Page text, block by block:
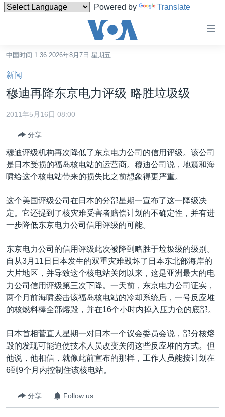
Powered by Translate
碍
链
接
跳
转
容
转
导
航
中国
港澳
国际
最新国际新闻
中东
欧洲
非洲
美洲
全球议题
分类新闻
人权·法律·宗教
科教·文娱·体健
军事
劳工
环境
热点专题
白宫要闻
国会报道
美中关系
美国建国250周年
埃博拉疫情
重要讲话与声明
台海两岸关系
南中国海争端
关注西藏
关注新疆
VOA视频
VOA今日焦点
中文广播
关注我们
其他语言网站
中国时间 1:36 2026年8月7日 星期五
新闻
穆迪再降东京电力评级 略胜垃圾级
2011年5月16日 08:00
分享
穆迪评级机构再次降低了东京电力公司的信用评级。该公司
是日本受损的福岛核电站的运营商。穆迪公司说，地震和海
啸给这个核电站带来的损失比之前想象得更严重。
这个美国评级公司在日本的分部星期一宣布了这一降级决
定。它还提到了核灾难受害者赔偿计划的不确定性，并有进
一步降低东京电力公司信用评级的可能。
东京电力公司的信用评级此次被降到略胜于垃圾级的级别。
自从3月11日日本发生的双重灾难毁坏了日本东北部海岸的
大片地区，并导致这个核电站关闭以来，这是亚洲最大的电
力公司信用评级第三次下降。一天前，东京电力公司证实，
两个月前海啸袭击该福岛核电站的冷却系统后，一号反应堆
的核燃料棒全部熔毁，并在16个小时内掉入压力仓的底部。
日本首相菅直人星期一对日本一个议会委员会说，部分核熔
毁的发现可能迫使技术人员改变关闭这些反应堆的方式。但
他说，他相信，就像此前宣布的那样，工作人员能按计划在
6到9个月内控制住该核电站。
分享 Follow us